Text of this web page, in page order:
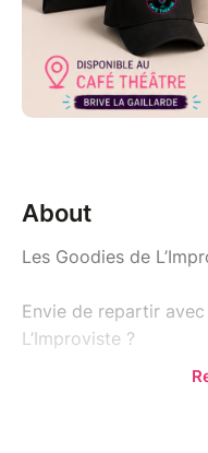
About
Les Goodies de
Envie de repartir
L’Improviste ?